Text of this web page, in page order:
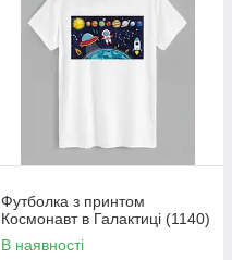
Футболка з принтом
Космонавт в Галактиці (1140)
В наявності